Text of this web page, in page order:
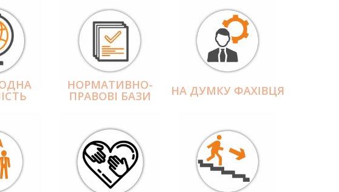
НОРМАТИВНО-
ПРАВОВІ БАЗИ НА ДУМКУ ФАХІВЦЯ